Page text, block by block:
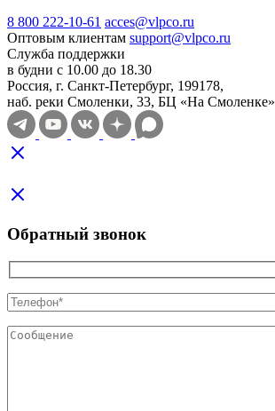
8 800 222-10-61 acces@vlpco.ru
Оптовым клиентам support@vlpco.ru
Служба поддержки
в будни с 10.00 до 18.30
Россия, г. Санкт-Петербург, 199178,
наб. реки Смоленки, 33, БЦ «На Смоленке»
Обратный звонок